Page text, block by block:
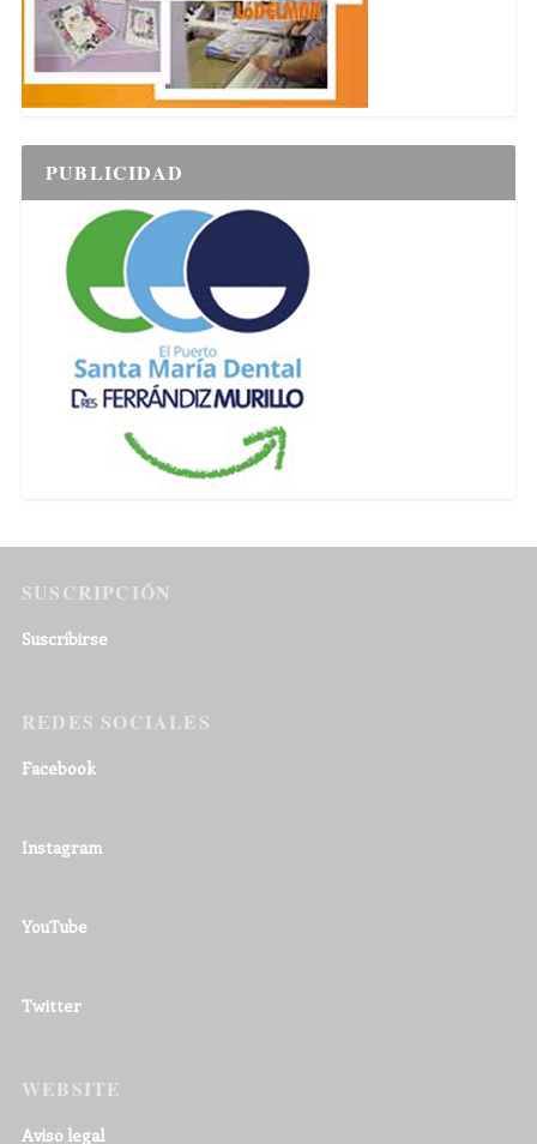
PUBLICIDAD
SUSCRIPCIÓN
Suscribirse
REDES SOCIALES
Facebook
Instagram
YouTube
Twitter
WEBSITE
Aviso legal